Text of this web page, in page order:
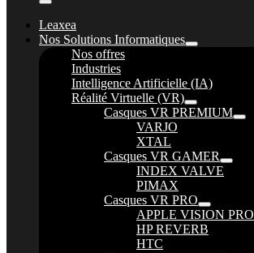
Menu
Leaxea
Nos Solutions Informatiques
Nos offres
Industries
Intelligence Artificielle (IA)
Réalité Virtuelle (VR)
Casques VR PREMIUM
VARJO
XTAL
Casques VR GAMER
INDEX VALVE
PIMAX
Casques VR PRO
APPLE VISION PRO
HP REVERB
HTC